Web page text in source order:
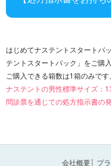
はじめてナステントスタートパ
テントスタートパック」をご購
ご購入できる箱数は1箱のみです
ナステントの男性標準サイズ：
問診票を通じての処方指示書の
会社概要 プ